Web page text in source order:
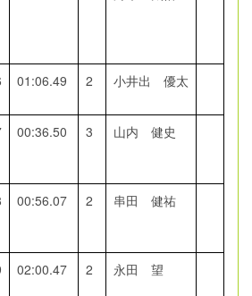
01:06.49 2 小井出 優太
00:36.50 3 山内 健史
00:56.07 2 串田 健祐
02:00.47 2 永田 望